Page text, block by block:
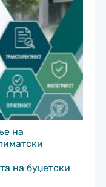
на
на буџетски